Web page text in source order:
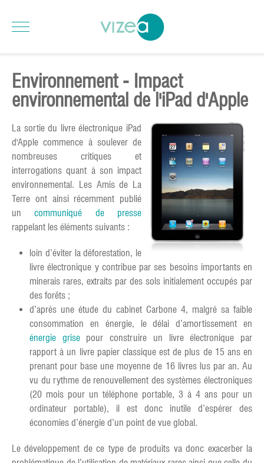
Environnement - Impact
environnemental de l'iPad d'Apple
La sortie du livre électronique iPad
d'Apple commence à soulever de
nombreuses critiques et
interrogations quant à son impact
environnemental. Les Amis de La
Terre ont ainsi récemment publié
uncommuniqué de presse
rappelant les éléments suivants :
loin d’éviter la déforestation, le
livre électronique y contribue par ses besoins importants en
minerais rares, extraits par des sols initialement occupés par
des forêts ;
d’après une étude du cabinet Carbone 4, malgré sa faible
consommation en énergie, le délai d’amortissement en
énergie grise pour construire un livre électronique par
rapport à un livre papier classique est de plus de 15 ans en
prenant pour base une moyenne de 16 livres lus par an. Au
vu du rythme de renouvellement des systèmes électroniques
(20 mois pour un téléphone portable, 3 à 4 ans pour un
ordinateur portable), il est donc inutile d’espérer des
économies d’énergie d’un point de vue global.
Le développement de ce type de produits va donc exacerber la